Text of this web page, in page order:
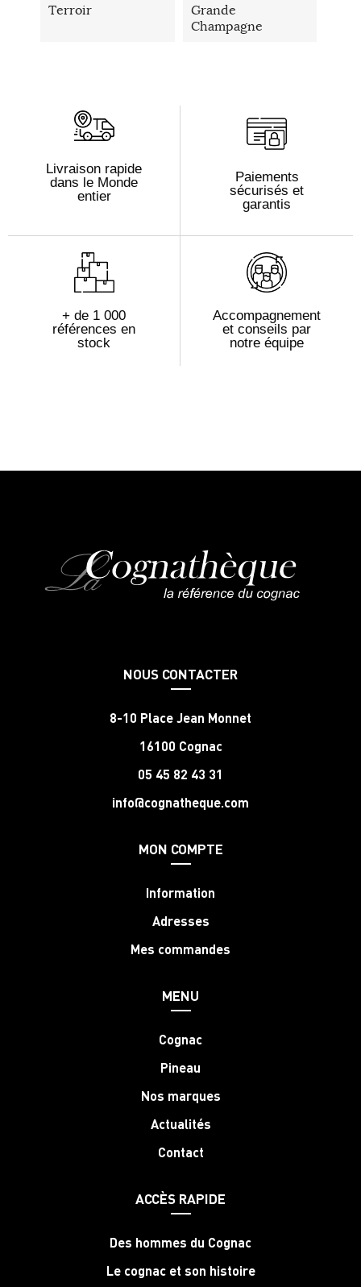
Terroir
Grande
Champagne
Livraison rapide
dans le Monde
entier
Paiements
sécurisés et
garantis
+ de 1 000
références en
stock
Accompagnement
et conseils par
notre équipe
NOUS CONTACTER
8-10 Place Jean Monnet
16100 Cognac
05 45 82 43 31
info@cognatheque.com
MON COMPTE
Information
Adresses
Mes commandes
MENU
Cognac
Pineau
Nos marques
Actualités
Contact
ACCÈS RAPIDE
Des hommes du Cognac
Le cognac et son histoire